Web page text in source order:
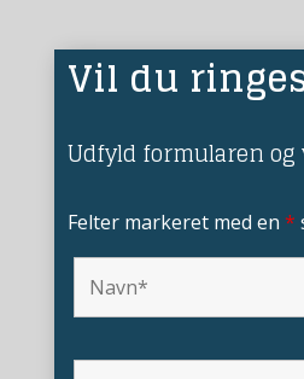
Vil du
Udfyld formularen
Felter markeret med en *